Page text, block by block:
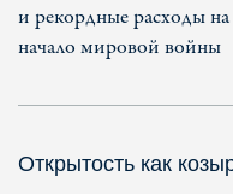
и рекордные расходы
начало мировой войны
Открытость как